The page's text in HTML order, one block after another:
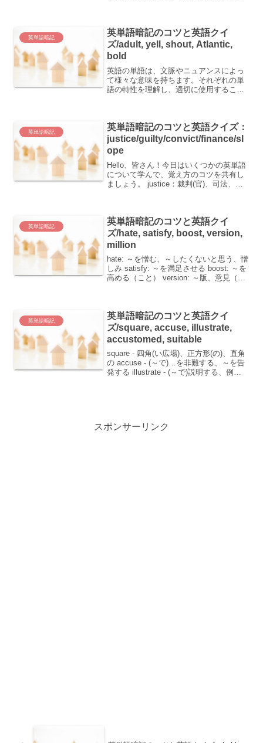
「employee（エンプロ...
英単語暗記
英単語暗記のコツと英語クイ
ズ/adult, yell, shout, Atlantic,
bold
英語の単語は、文脈やニュアンスによっ
て様々な意味を持ちます。それぞれの単
語の特性を理解し、適切に使用すること
声...
英単語暗記
英単語暗記のコツと英語クイズ：
justice/guilty/convict/finance/sl
ope
Hello、皆さん！今日はいくつかの英単語
について学んで、覚え方のコツを共有し
ましょう。 justice：裁判(官)、司法、公
英単語暗記
英単語暗記のコツと英語クイ
ズ/hate, satisfy, boost, version,
million
hate: ～を憎む、～したくないと思う、憎
しみ satisfy: ～を満足させる boost: ～を
高める（こと） version: ～版、意見（個
英単語暗記
英単語暗記のコツと英語クイ
ズ/square, accuse, illustrate,
accustomed, suitable
square - 四角(い広場)、正方形(の)、直角
の accuse - (～で)…を非難する、～を告
発する illustrate - (～で)説明する、例証
スポンサーリンク